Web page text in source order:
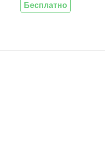
Бесплатно